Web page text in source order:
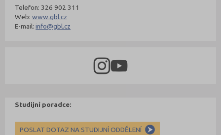
Telefon: 326 902 311
Web:www.gbl.cz
E-mail:info@gbl.cz
Studijní poradce:
POSLAT DOTAZ NA STUDIJNÍ ODDĚLENÍ